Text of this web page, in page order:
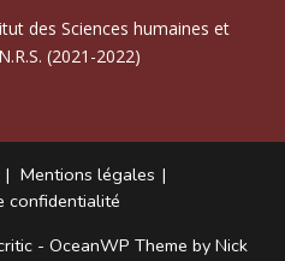
des Sciences humaines et
(2021-2022)
Mentions légales
confidentialité
- OceanWP Theme by Nick